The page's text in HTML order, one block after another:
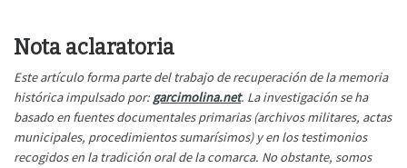
Nota aclaratoria
Este artículo forma parte del trabajo de recuperación de la memoria
histórica impulsado por: garcimolina.net. La investigación se ha
basado en fuentes documentales primarias (archivos militares, actas
municipales, procedimientos sumarísimos) y en los testimonios
recogidos en la tradición oral de la comarca. No obstante, somos
Suscribirse